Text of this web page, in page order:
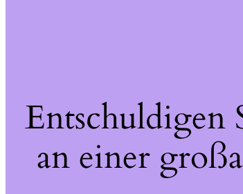
Entschuldigen
an einer